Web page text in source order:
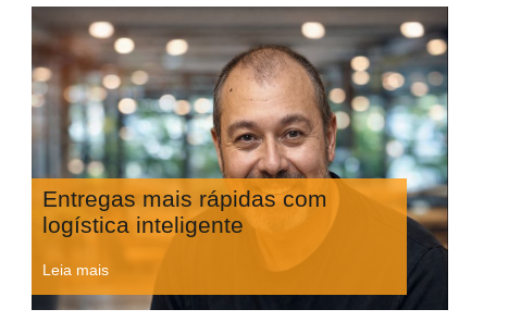
Entregas mais rápidas com
logística inteligente
Leia mais